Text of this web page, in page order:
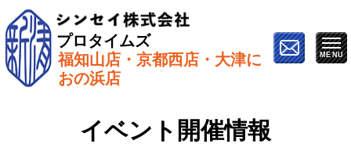
プロタイムズ
福知山店・京都西店・大津に
おの浜店
ホーム»イベント情報»11月9日（土）【ZOOMで開
催】オンライン塗り替え勉強会
イベント開催情報